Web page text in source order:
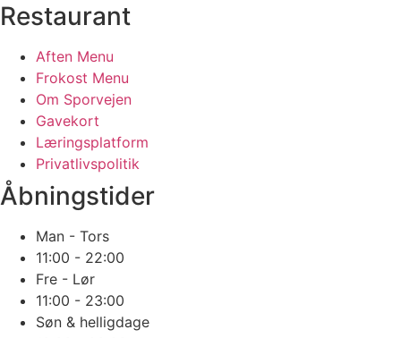
Restaurant
Aften Menu
Frokost Menu
Om Sporvejen
Gavekort
Læringsplatform
Privatlivspolitik
Åbningstider
Man - Tors
11:00 - 22:00
Fre - Lør
11:00 - 23:00
Søn & helligdage